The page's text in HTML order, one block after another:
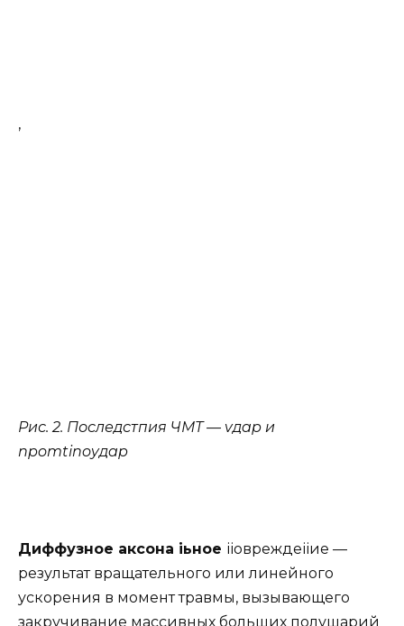
’
Рис. 2. Последстпия ЧМТ — vдap и
npomtinoyдap
Диффузное аксона іьное ііовреждеііие —
результат вращательного или линейного
ускорения в момент травмы, вызывающего
закручивание массивных больших полушарий